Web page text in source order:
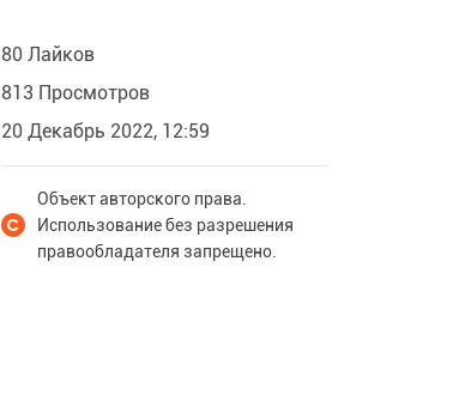
80 Лайков
813 Просмотров
20 Декабрь 2022, 12:59
Объект авторского права.
Использование без разрешения
правообладателя запрещено.